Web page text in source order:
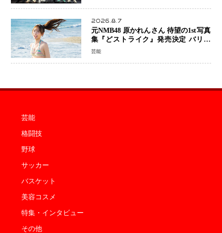
2026.8.7
元NMB48 原かれんさん 待望の1st写真
集『どストライク』発売決定 バリで
魅せる25歳の新境地
芸能
芸能
格闘技
野球
サッカー
バスケット
美容コスメ
特集・インタビュー
その他